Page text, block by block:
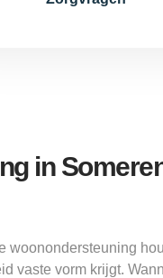
in
woonondersteuning
vaste vorm krijgt.